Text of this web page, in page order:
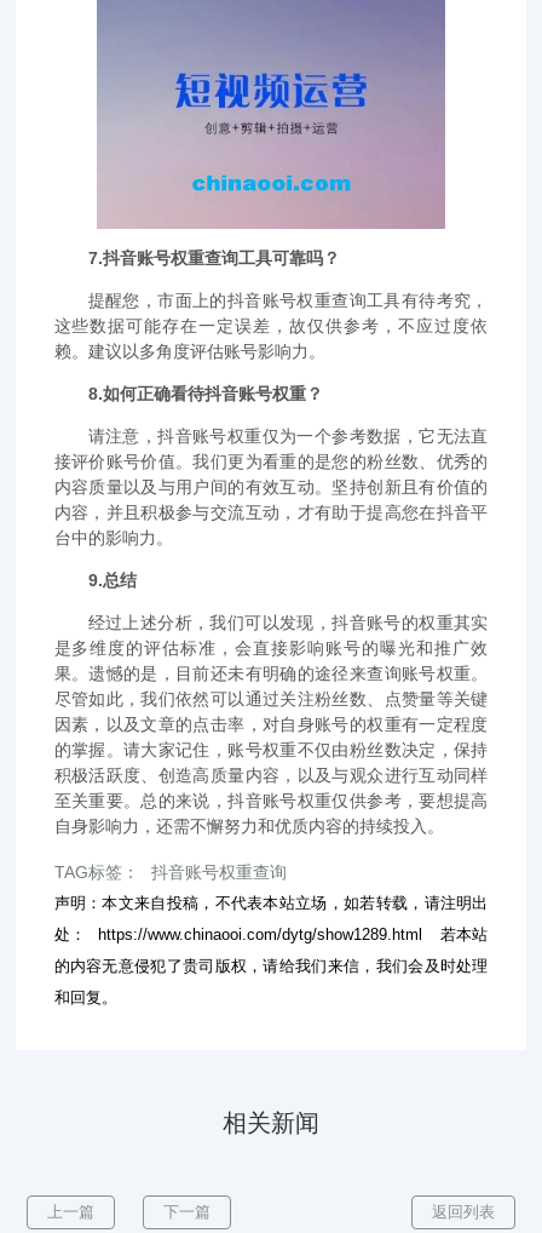
7.抖音账号权重查询工具可靠吗？
提醒您，市面上的抖音账号权重查询工具有待考究，
这些数据可能存在一定误差，故仅供参考，不应过度依
赖。建议以多角度评估账号影响力。
8.如何正确看待抖音账号权重？
请注意，抖音账号权重仅为一个参考数据，它无法直
接评价账号价值。我们更为看重的是您的粉丝数、优秀的
内容质量以及与用户间的有效互动。坚持创新且有价值的
内容，并且积极参与交流互动，才有助于提高您在抖音平
台中的影响力。
9.总结
经过上述分析，我们可以发现，抖音账号的权重其实
是多维度的评估标准，会直接影响账号的曝光和推广效
果。遗憾的是，目前还未有明确的途径来查询账号权重。
尽管如此，我们依然可以通过关注粉丝数、点赞量等关键
因素，以及文章的点击率，对自身账号的权重有一定程度
的掌握。请大家记住，账号权重不仅由粉丝数决定，保持
积极活跃度、创造高质量内容，以及与观众进行互动同样
至关重要。总的来说，抖音账号权重仅供参考，要想提高
自身影响力，还需不懈努力和优质内容的持续投入。
TAG标签： 抖音账号权重查询
声明：本文来自投稿，不代表本站立场，如若转载，请注明出
处：
https://www.chinaooi.com/dytg/show1289.html
若本站
的内容无意侵犯了贵司版权，请给我们来信，我们会及时处理
和回复。
相关新闻
上一篇 下一篇 返回列表